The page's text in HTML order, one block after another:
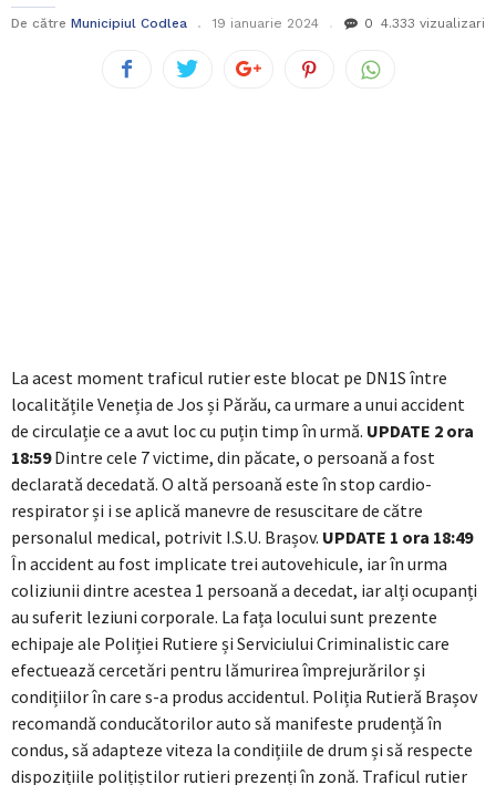
De către Municipiul Codlea 19 ianuarie 2024 0 4.333 vizualizari
La acest moment traficul rutier este blocat pe DN1S între
localitățile Veneția de Jos și Părău, ca urmare a unui accident
de circulație ce a avut loc cu puțin timp în urmă. UPDATE 2 ora
18:59Dintre cele 7 victime, din păcate, o persoană a fost
declarată decedată. O altă persoană este în stop cardio-
respirator și i se aplică manevre de resuscitare de către
personalul medical, potrivit I.S.U. Brașov. UPDATE 1 ora 18:49
În accident au fost implicate trei autovehicule, iar în urma
coliziunii dintre acestea 1 persoană a decedat, iar alți ocupanți
au suferit leziuni corporale. La fața locului sunt prezente
echipaje ale Poliției Rutiere și Serviciului Criminalistic care
efectuează cercetări pentru lămurirea împrejurărilor și
condițiilor în care s-a produs accidentul. Poliția Rutieră Brașov
recomandă conducătorilor auto să manifeste prudență în
condus, să adapteze viteza la condițiile de drum și să respecte
dispozițiile polițiștilor rutieri prezenți în zonă. Traficul rutier